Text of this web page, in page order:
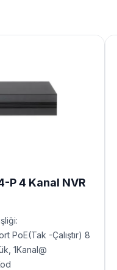
P 4 Kanal NVR
PoE(Tak -Çalıştır) 8
1Kanal@